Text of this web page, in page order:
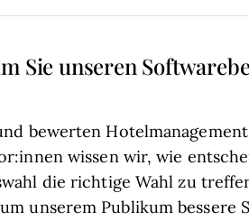
Sie unseren
bewerten
wissen wir, wie
die richtige Wahl zu
unserem Publikum bessere